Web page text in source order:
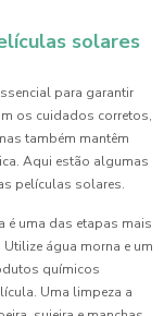
solares
para garantir
os cuidados corretos,
também mantêm
Aqui estão algumas
películas solares.
é uma das etapas mais
água morna e um
químicos
Uma limpeza a